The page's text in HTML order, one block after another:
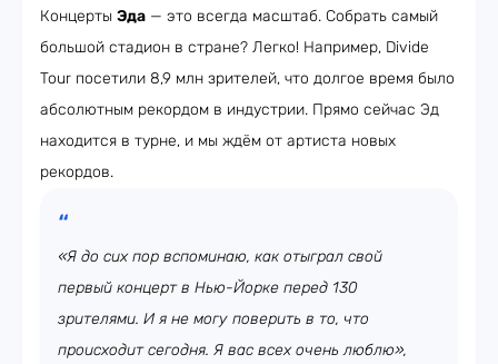
Концерты Эда — это всегда масштаб. Собрать самый
большой стадион в стране? Легко! Например, Divide
Tour посетили 8,9 млн зрителей, что долгое время было
абсолютным рекордом в индустрии. Прямо сейчас Эд
находится в турне, и мы ждём от артиста новых
рекордов.
«Я до сих пор вспоминаю, как отыграл свой
первый концерт в Нью-Йорке перед 130
зрителями. И я не могу поверить в то, что
происходит сегодня. Я вас всех очень люблю»,